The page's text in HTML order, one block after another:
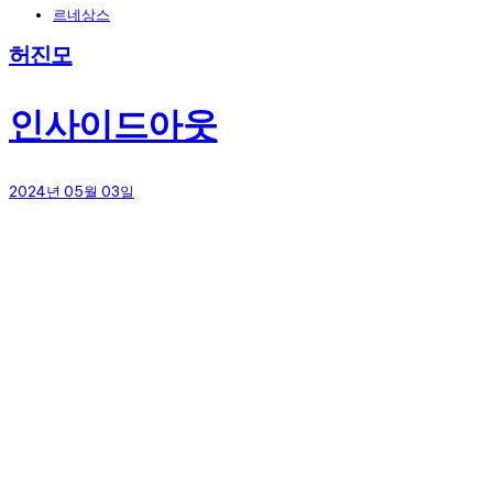
르네상스
허진모
인사이드아웃
2024년 05월 03일